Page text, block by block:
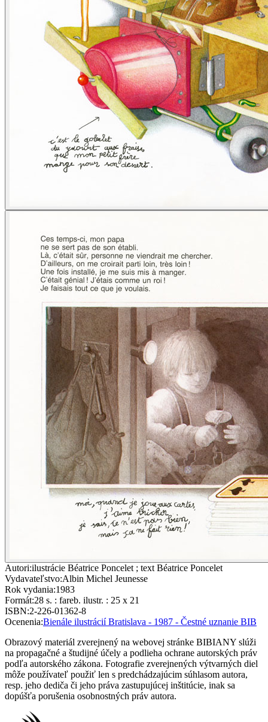
Autori:ilustrácie Béatrice Poncelet ; text Béatrice Poncelet
Vydavateľstvo:Albin Michel Jeunesse
Rok vydania:1983
Formát:28 s. : fareb. ilustr. : 25 x 21
ISBN:2-226-01362-8
Ocenenia:Bienále ilustrácií Bratislava - 1987 - Čestné uznanie BIB
Obrazový materiál zverejnený na webovej stránke BIBIANY slúži
na propagačné a študijné účely a podlieha ochrane autorských práv
podľa autorského zákona. Fotografie zverejnených výtvarných diel
môže používateľ použiť len s predchádzajúcim súhlasom autora,
resp. jeho dediča či jeho práva zastupujúcej inštitúcie, inak sa
dopúšťa porušenia osobnostných práv autora.